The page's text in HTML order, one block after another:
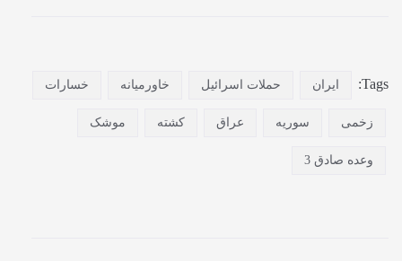
Tags: ایران حملات اسرائیل خاورمیانه خسارات
زخمی سوریه عراق کشته موشک
وعده صادق 3